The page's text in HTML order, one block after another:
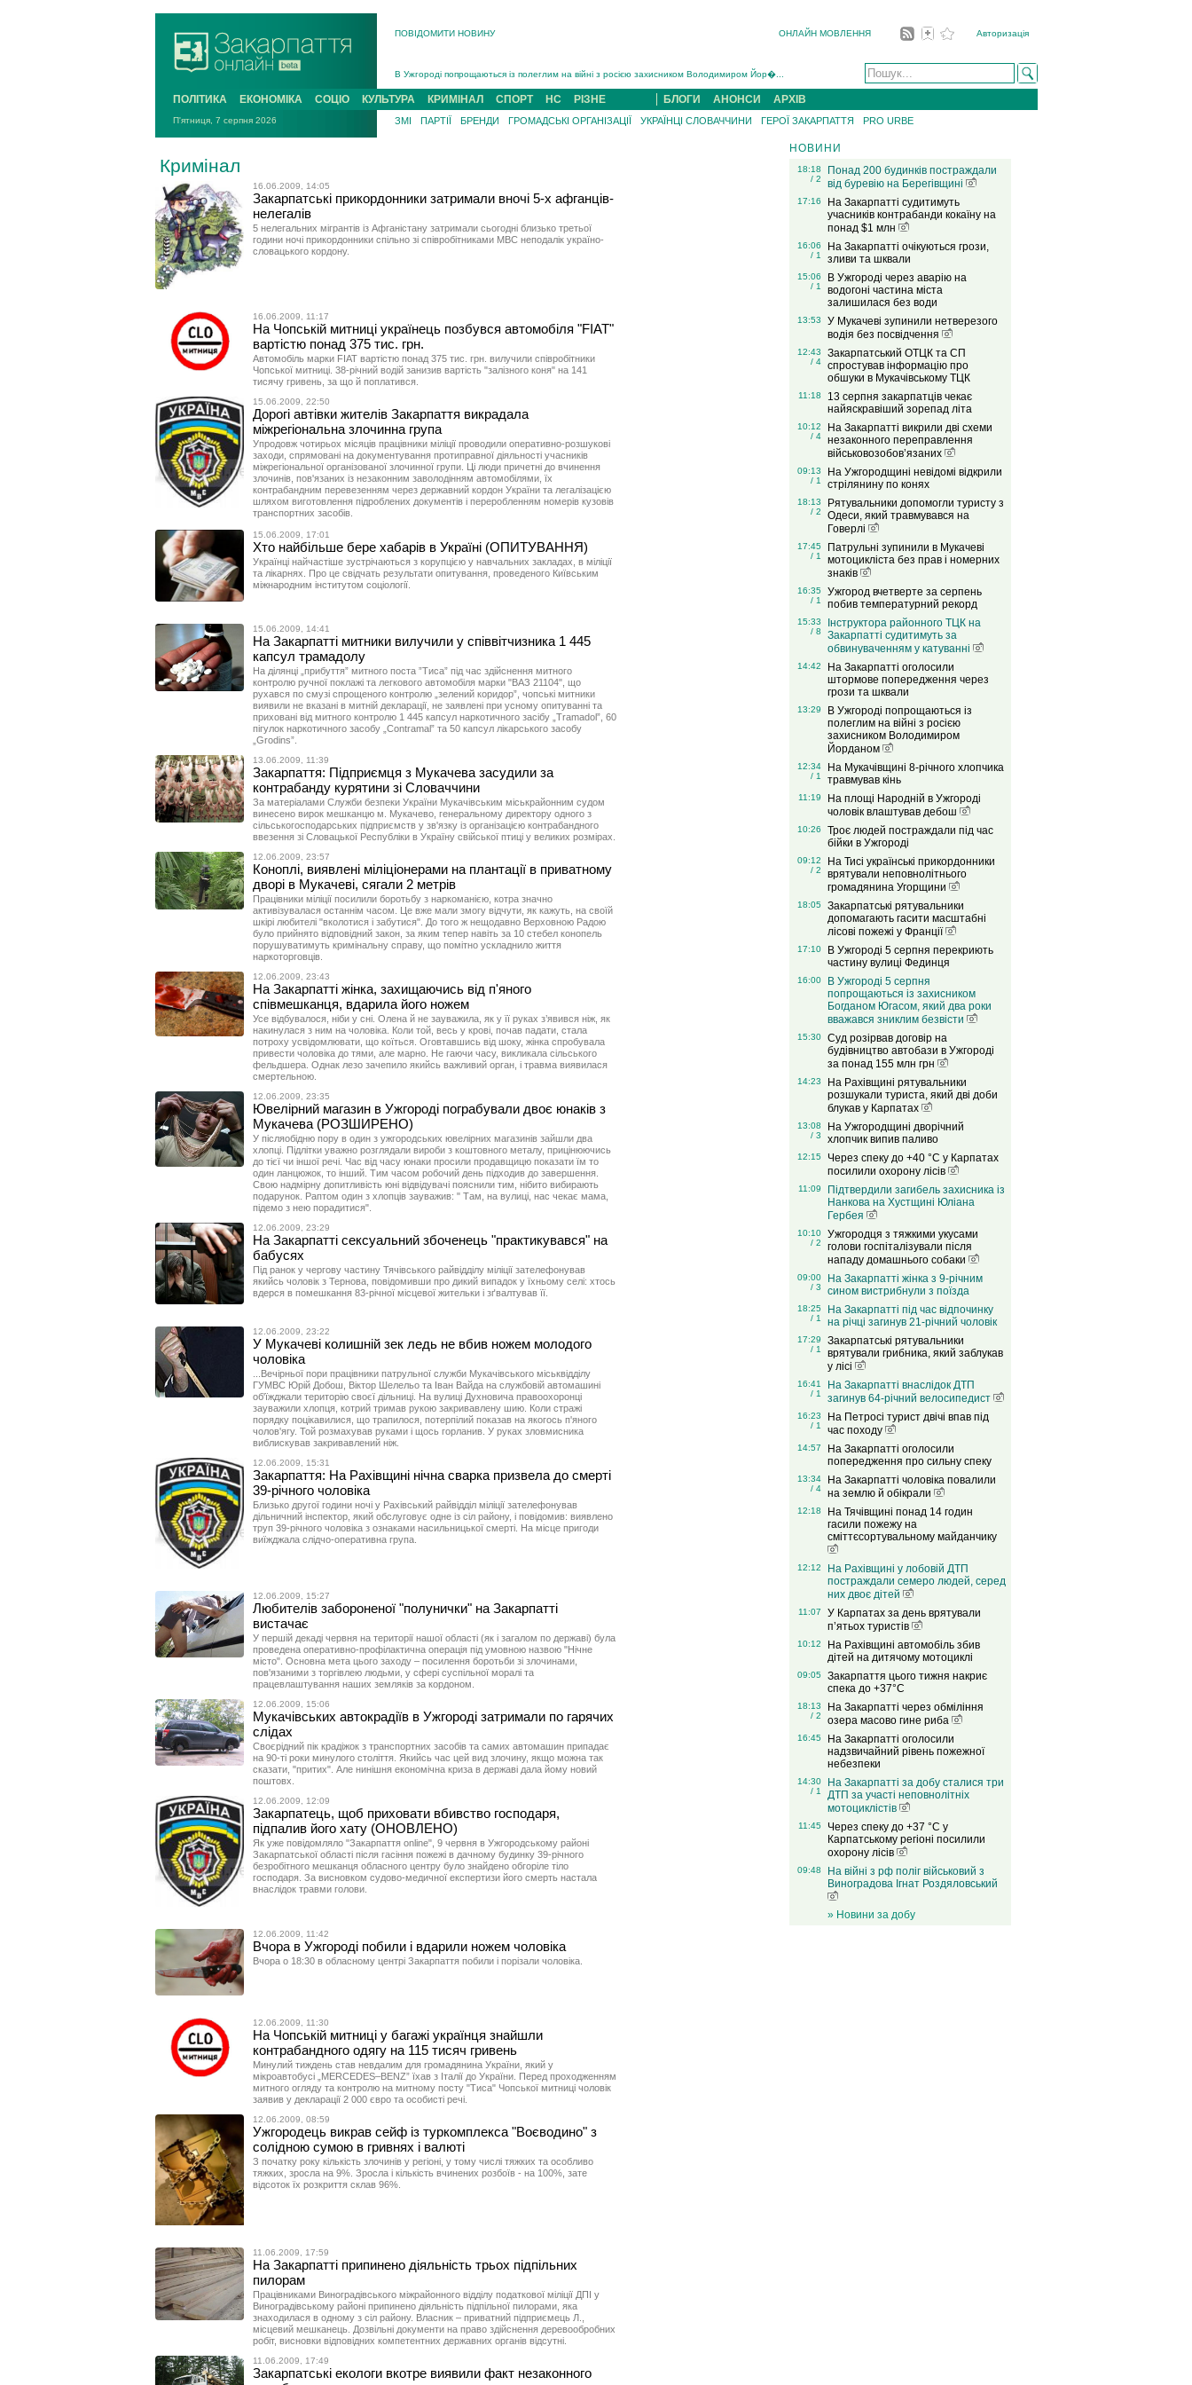
ПОВІДОМИТИ НОВИНУ ОНЛАЙН МОВЛЕННЯ
Авторизація
В Ужгороді попрощаються із полеглим на війні з росією захисником Володимиром Йор�...
В Ужгороді 5 серпня попрощаються із захисником Богданом Югасом, який два роки �...
Підтвердили загибель захисника із Нанкова на Хустщині Юліана Гербея (ФОТО)[/gree...
На війні з рф поліг військовий з Виноградова Ігнат Роздяловський (ФОТО)...
ПОЛІТИКА ЕКОНОМІКА СОЦІО КУЛЬТУРА КРИМІНАЛ СПОРТ НС РІЗНЕ БЛОГИ АНОНСИ АРХІВ
П'ятниця, 7 серпня 2026 ЗМІ ПАРТІЇ БРЕНДИ ГРОМАДСЬКІ ОРГАНІЗАЦІЇ УКРАЇНЦІ СЛОВАЧЧИНИ ГЕРОЇ ЗАКАРПАТТЯ PRO URBE
Кримінал
16.06.2009, 14:05
Закарпатські прикордонники затримали вночі 5-х афганців-
нелегалів
5 нелегальних мігрантів із Афганістану затримали сьогодні близько третьої
години ночі прикордонники спільно зі співробітниками МВС неподалік україно-
словацького кордону.
16.06.2009, 11:17
На Чопській митниці українець позбувся автомобіля "FIAT"
вартістю понад 375 тис. грн.
Автомобіль марки FIAT вартістю понад 375 тис. грн. вилучили співробітники
Чопської митниці. 38-річний водій занизив вартість "залізного коня" на 141
тисячу гривень, за що й поплатився.
15.06.2009, 22:50
Дорогі автівки жителів Закарпаття викрадала
міжрегіональна злочинна група
Упродовж чотирьох місяців працівники міліції проводили оперативно-розшукові
заходи, спрямовані на документування протиправної діяльності учасників
міжрегіональної організованої злочинної групи. Ці люди причетні до вчинення
злочинів, пов'язаних із незаконним заволодінням автомобілями, їх
контрабандним перевезенням через державний кордон України та легалізацією
шляхом виготовлення підроблених документів і переробленням номерів кузовів
транспортних засобів.
15.06.2009, 17:01
Хто найбільше бере хабарів в Україні (ОПИТУВАННЯ)
Українці найчастіше зустрічаються з корупцією у навчальних закладах, в міліції
та лікарнях. Про це свідчать результати опитування, проведеного Київським
міжнародним інститутом соціології.
15.06.2009, 14:41
На Закарпатті митники вилучили у співвітчизника 1 445
капсул трамадолу
На ділянці „прибуття” митного поста ”Тиса” під час здійснення митного
контролю ручної поклажі та легкового автомобіля марки "ВАЗ 21104", що
рухався по смузі спрощеного контролю „зелений коридор”, чопські митники
виявили не вказані в митній декларації, не заявлені при усному опитуванні та
приховані від митного контролю 1 445 капсул наркотичного засібу „Tramadol”, 60
пігулок наркотичного засобу „Contramal” та 50 капсул лікарського засобу
„Grodins”.
13.06.2009, 11:39
Закарпаття: Підприємця з Мукачева засудили за
контрабанду курятини зі Словаччини
За матеріалами Служби безпеки України Мукачівським міськрайонним судом
винесено вирок мешканцю м. Мукачево, генеральному директору одного з
сільськогосподарських підприємств у зв'язку із організацією контрабандного
ввезення зі Словацької Республіки в Україну свійської птиці у великих розмірах.
12.06.2009, 23:57
Коноплі, виявлені міліціонерами на плантації в приватному
дворі в Мукачеві, сягали 2 метрів
Працівники міліції посилили боротьбу з наркоманією, котра значно
активізувалася останнім часом. Це вже мали змогу відчути, як кажуть, на своїй
шкірі любителі "вколотися і забутися". До того ж нещодавно Верховною Радою
було прийнято відповідний закон, за яким тепер навіть за 10 стебел конопель
порушуватимуть кримінальну справу, що помітно ускладнило життя
наркоторговців.
12.06.2009, 23:43
На Закарпатті жінка, захищаючись від п'яного
співмешканця, вдарила його ножем
Усе відбувалося, ніби у сні. Олена й не зауважила, як у її руках з’явився ніж, як
накинулася з ним на чоловіка. Коли той, весь у крові, почав падати, стала
потроху усвідомлювати, що коїться. Оговтавшись від шоку, жінка спробувала
привести чоловіка до тями, але марно. Не гаючи часу, викликала сільського
фельдшера. Однак лезо зачепило якийсь важливий орган, і травма виявилася
смертельною.
12.06.2009, 23:35
Ювелірний магазин в Ужгороді пограбували двоє юнаків з
Мукачева (РОЗШИРЕНО)
У післяобідню пору в один з ужгородських ювелірних магазинів зайшли два
хлопці. Підлітки уважно розглядали вироби з коштовного металу, прицінюючись
до тієї чи іншої речі. Час від часу юнаки просили продавщицю показати їм то
один ланцюжок, то інший. Тим часом робочий день підходив до завершення.
Свою надмірну допитливість юні відвідувачі пояснили тим, нібито вибирають
подарунок. Раптом один з хлопців зауважив: " Там, на вулиці, нас чекає мама,
підемо з нею порадитися".
12.06.2009, 23:29
На Закарпатті сексуальний збоченець "практикувався" на
бабусях
Під ранок у чергову частину Тячівського райвідділу міліції зателефонував
якийсь чоловік з Тернова, повідомивши про дикий випадок у їхньому селі: хтось
вдерся в помешкання 83-річної місцевої жительки і зґвалтував її.
12.06.2009, 23:22
У Мукачеві колишній зек ледь не вбив ножем молодого
чоловіка
...Вечірньої пори працівники патрульної служби Мукачівського міськвідділу
ГУМВС Юрій Добош, Віктор Шелельо та Іван Вайда на службовій автомашині
об'їжджали територію своєї дільниці. На вулиці Духновича правоохоронці
зауважили хлопця, котрий тримав рукою закривавлену шию. Коли стражі
порядку поцікавилися, що трапилося, потерпілий показав на якогось п'яного
чолов'ягу. Той розмахував руками і щось горланив. У руках зловмисника
виблискував закривавлений ніж.
12.06.2009, 15:31
Закарпаття: На Рахівщині нічна сварка призвела до смерті
39-річного чоловіка
Близько другої години ночі у Рахівський райвідділ міліції зателефонував
дільничний інспектор, який обслуговує одне із сіл району, і повідомив: виявлено
труп 39-річного чоловіка з ознаками насильницької смерті. На місце пригоди
виїжджала слідчо-оперативна група.
12.06.2009, 15:27
Любителів забороненої "полунички" на Закарпатті
вистачає
У першій декаді червня на території нашої області (як і загалом по державі) була
проведена оперативно-профілактична операція під умовною назвою "Нічне
місто". Основна мета цього заходу – посилення боротьби зі злочинами,
пов'язаними з торгівлею людьми, у сфері суспільної моралі та
працевлаштування наших земляків за кордоном.
12.06.2009, 15:06
Мукачівських автокрадіїв в Ужгороді затримали по гарячих
слідах
Своєрідний пік крадіжок з транспортних засобів та самих автомашин припадає
на 90-ті роки минулого століття. Якийсь час цей вид злочину, якщо можна так
сказати, "притих". Але нинішня економічна криза в державі дала йому новий
поштовх.
12.06.2009, 12:09
Закарпатець, щоб приховати вбивство господаря,
підпалив його хату (ОНОВЛЕНО)
Як уже повідомляло "Закарпаття online", 9 червня в Ужгородському районі
Закарпатської області після гасіння пожежі в дачному будинку 39-річного
безробітного мешканця обласного центру було знайдено обгоріле тіло
господаря. За висновком судово-медичної експертизи його смерть настала
внаслідок травми голови.
12.06.2009, 11:42
Вчора в Ужгороді побили і вдарили ножем чоловіка
Вчора о 18:30 в обласному центрі Закарпаття побили і порізали чоловіка.
12.06.2009, 11:30
На Чопській митниці у багажі українця знайшли
контрабандного одягу на 115 тисяч гривень
Минулий тиждень став невдалим для громадянина України, який у
мікроавтобусі „MERCEDES–BENZ” їхав з Італії до України. Перед проходженням
митного огляду та контролю на митному посту "Тиса" Чопської митниці чоловік
заявив у декларації 2 000 євро та особисті речі.
12.06.2009, 08:59
Ужгородець викрав сейф із туркомплекса "Воєводино" з
солідною сумою в гривнях і валюті
З початку року кількість злочинів у регіоні, у тому числі тяжких та особливо
тяжких, зросла на 9%. Зросла і кількість вчинених розбоїв - на 100%, зате
відсоток їх розкриття склав 96%.
11.06.2009, 17:59
На Закарпатті припинено діяльність трьох підпільних
пилорам
Працівниками Виноградівського міжрайонного відділу податкової міліції ДПІ у
Виноградівському районі припинено діяльність підпільної пилорами, яка
знаходилася в одному з сіл району. Власник – приватний підприємець Л.,
місцевий мешканець. Дозвільні документи на право здійснення деревообробних
робіт, висновки відповідних компетентних державних органів відсутні.
11.06.2009, 17:49
Закарпатські екологи вкотре виявили факт незаконного
НОВИНИ
18:18
/ 2
Понад 200 будинків постраждали
від буревію на Берегівщині
17:16
На Закарпатті судитимуть
учасників контрабанди кокаїну на
понад $1 млн
16:06
/ 1
На Закарпатті очікуються грози,
зливи та шквали
15:06
/ 1
В Ужгороді через аварію на
водогоні частина міста
залишилася без води
13:53
У Мукачеві зупинили нетверезого
водія без посвідчення
12:43
/ 4
Закарпатський ОТЦК та СП
спростував інформацію про
обшуки в Мукачівському ТЦК
11:18
13 серпня закарпатців чекає
найяскравіший зорепад літа
10:12
/ 4
На Закарпатті викрили дві схеми
незаконного переправлення
військовозобов’язаних
09:13
/ 1
На Ужгородщині невідомі відкрили
стрілянину по конях
18:13
/ 2
Рятувальники допомогли туристу з
Одеси, який травмувався на
Говерлі
17:45
/ 1
Патрульні зупинили в Мукачеві
мотоцикліста без прав і номерних
знаків
16:35
/ 1
Ужгород вчетверте за серпень
побив температурний рекорд
15:33
/ 8
Інструктора районного ТЦК на
Закарпатті судитимуть за
обвинуваченням у катуванні
14:42
На Закарпатті оголосили
штормове попередження через
грози та шквали
13:29
В Ужгороді попрощаються із
полеглим на війні з росією
захисником Володимиром
Йорданом
12:34
/ 1
На Мукачівщині 8-річного хлопчика
травмував кінь
11:19
На площі Народній в Ужгороді
чоловік влаштував дебош
10:26
Троє людей постраждали під час
бійки в Ужгороді
09:12
/ 2
На Тисі українські прикордонники
врятували неповнолітнього
громадянина Угорщини
18:05
Закарпатські рятувальники
допомагають гасити масштабні
лісові пожежі у Франції
17:10
В Ужгороді 5 серпня перекриють
частину вулиці Фединця
16:00
В Ужгороді 5 серпня
попрощаються із захисником
Богданом Югасом, який два роки
вважався зниклим безвісти
15:30
Суд розірвав договір на
будівництво автобази в Ужгороді
за понад 155 млн грн
14:23
На Рахівщині рятувальники
розшукали туриста, який дві доби
блукав у Карпатах
13:08
/ 3
На Ужгородщині дворічний
хлопчик випив паливо
12:15
Через спеку до +40 °C у Карпатах
посилили охорону лісів
11:09
Підтвердили загибель захисника із
Нанкова на Хустщині Юліана
Гербея
10:10
/ 2
Ужгородця з тяжкими укусами
голови госпіталізували після
нападу домашнього собаки
09:00
/ 3
На Закарпатті жінка з 9-річним
сином вистрибнули з поїзда
18:25
/ 1
На Закарпатті під час відпочинку
на річці загинув 21-річний чоловік
17:29
/ 1
Закарпатські рятувальники
врятували грибника, який заблукав
у лісі
16:41
/ 1
На Закарпатті внаслідок ДТП
загинув 64-річний велосипедист
16:23
/ 1
На Петросі турист двічі впав під
час походу
14:57
На Закарпатті оголосили
попередження про сильну спеку
13:34
/ 4
На Закарпатті чоловіка повалили
на землю й обікрали
12:18
На Тячівщині понад 14 годин
гасили пожежу на
сміттєсортувальному майданчику
12:12
На Рахівщині у лобовій ДТП
постраждали семеро людей, серед
них двоє дітей
11:07
У Карпатах за день врятували
п’ятьох туристів
10:12
На Рахівщині автомобіль збив
дітей на дитячому мотоциклі
09:05
Закарпаття цього тижня накриє
спека до +37°C
18:13
/ 2
На Закарпатті через обміління
озера масово гине риба
16:45
На Закарпатті оголосили
надзвичайний рівень пожежної
небезпеки
14:30
/ 1
На Закарпатті за добу сталися три
ДТП за участі неповнолітніх
мотоциклістів
11:45
Через спеку до +37 °C у
Карпатському регіоні посилили
охорону лісів
09:48
На війні з рф поліг військовий з
Виноградова Ігнат Роздяловський
» Новини за добу